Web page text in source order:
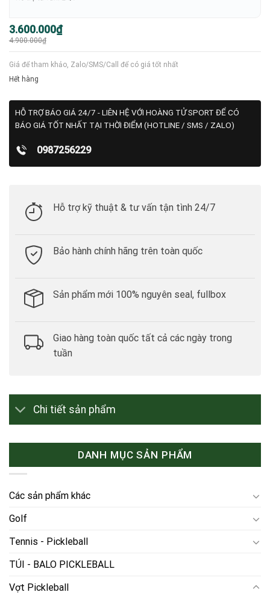
4.900.000₫
Giá
gốc
là:
3.600.000₫
Giá
hiện
tại
Giá để tham khảo, Zalo/SMS/Call để có giá tốt nhất
Hết hàng
HỖ TRỢ BÁO GIÁ 24/7 - LIÊN HỆ VỚI HOÀNG TỬ SPORT ĐỂ CÓ
BÁO GIÁ TỐT NHẤT TẠI THỜI ĐIỂM (HOTLINE / SMS / ZALO)
0987256229
Hỗ trợ kỹ thuật & tư vấn tận tình 24/7
Bảo hành chính hãng trên toàn quốc
Sản phẩm mới 100% nguyên seal, fullbox
Giao hàng toàn quốc tất cả các ngày trong
tuần
Chi tiết sản phẩm
DANH MỤC SẢN PHẨM
Các sản phẩm khác
Golf
Tennis - Pickleball
TÚI - BALO PICKLEBALL
Vợt Pickleball